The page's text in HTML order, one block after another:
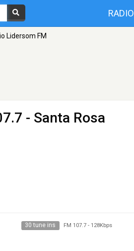
RADIO
Lidersom FM
- Santa Rosa
30 tune ins FM 107.7- 128Kbps